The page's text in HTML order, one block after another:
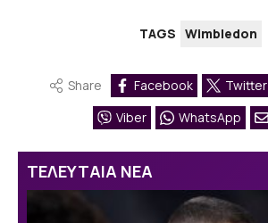
TAGS Wimbledon
Share Facebook Twitter
Viber
WhatsApp
ΤΕΛΕΥΤΑΙΑ ΝΕΑ